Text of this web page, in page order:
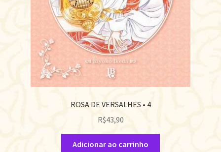
ROSA DE VERSALHES • 4
R$43,90
Adicionar ao carrinho